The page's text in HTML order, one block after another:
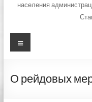
населения
Меню
О рейдовых